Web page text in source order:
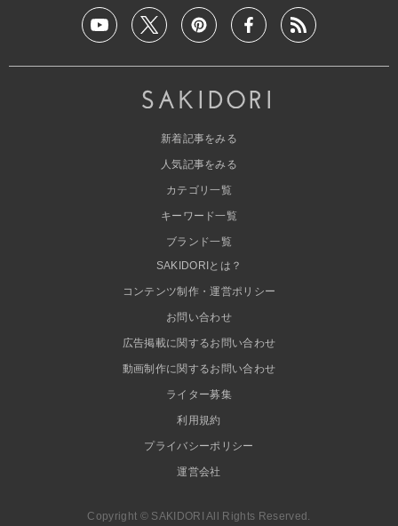
新着記事をみる
人気記事をみる
カテゴリ一覧
キーワード一覧
ブランド一覧
SAKIDORIとは？
コンテンツ制作・運営ポリシー
お問い合わせ
広告掲載に関するお問い合わせ
動画制作に関するお問い合わせ
ライター募集
利用規約
プライバシーポリシー
運営会社
Copyright © SAKIDORI All Rights Reserved.